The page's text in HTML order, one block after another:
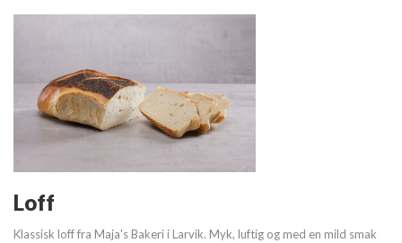
Loff
Klassisk loff fra Maja's Bakeri i Larvik. Myk, luftig og med en mild smak